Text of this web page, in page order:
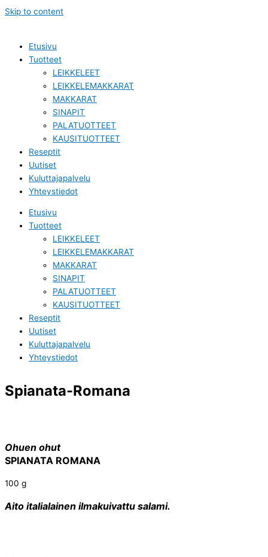
Skip to content
Etusivu
Tuotteet
LEIKKELEET
LEIKKELEMAKKARAT
MAKKARAT
SINAPIT
PALATUOTTEET
KAUSITUOTTEET
Reseptit
Uutiset
Kuluttajapalvelu
Yhteystiedot
Etusivu
Tuotteet
LEIKKELEET
LEIKKELEMAKKARAT
MAKKARAT
SINAPIT
PALATUOTTEET
KAUSITUOTTEET
Reseptit
Uutiset
Kuluttajapalvelu
Yhteystiedot
Spianata-Romana
Ohuen ohut
SPIANATA ROMANA
100 g
Aito italialainen ilmakuivattu salami.